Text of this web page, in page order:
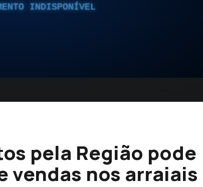
INDISPONÍVEL
pela Região pode
vendas nos arraiais